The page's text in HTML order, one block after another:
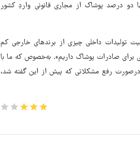
حالت تنها دو درصد پوشاک از مجاری قانونی واردِ کشور
تولیدات داخلی چیزی از برندهای خارجی کم
صادرات پوشاک داریم». به‌خصوص که ما با
درصورت رفع مشکلاتی که پیش از این گفته شد،